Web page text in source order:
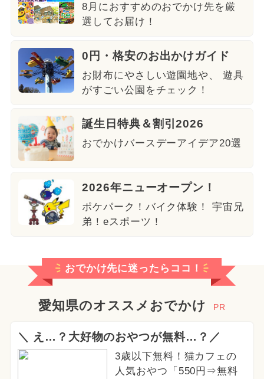
8月におすすめのおでかけ先を厳
選してお届け！
0円・格安のお出かけガイド
お財布にやさしい遊園地や、 遊具
がすごい公園をチェック！
誕生日特典＆割引2026
おでかけバースデーアイデア20選
2026年ニューオープン！
ポケパーク！バイク体験！ 宇宙兄
弟！eスポーツ！
おでかけ先に迷ったらココ！
愛知県のオススメおでかけ PR
＼ え…？大好物のおやつが無料…？／
3歳以下無料！猫カフェの
人気おやつ「550円⇒無料